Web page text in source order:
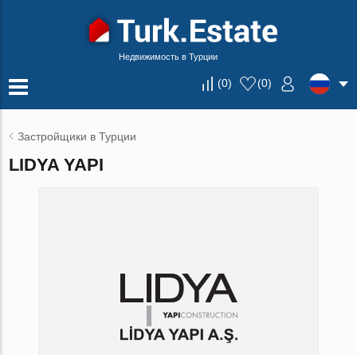
Недвижимость в Турции
(0) (0)
Застройщики в Турции
LIDYA YAPI